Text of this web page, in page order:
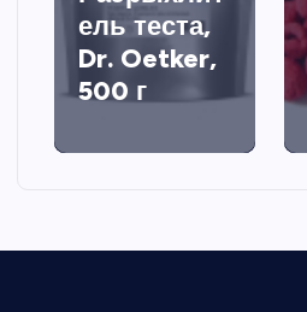
ель теста,
Dr. Oetker,
500 г